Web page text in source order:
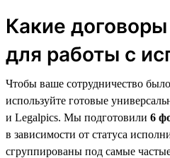
Какие
для работы с
Чтобы ваше сотрудничество
используйте готовые
и Legalpics. Мы подготовили 6
в зависимости от статуса
сгруппированы под самые